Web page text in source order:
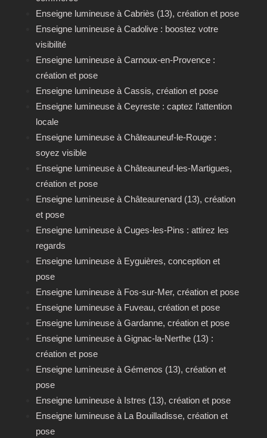
Enseigne lumineuse à Cabriès (13), création et pose
Enseigne lumineuse à Cadolive : boostez votre
visibilité
Enseigne lumineuse à Carnoux-en-Provence :
création et pose
Enseigne lumineuse à Cassis, création et pose
Enseigne lumineuse à Ceyreste : captez l’attention
locale
Enseigne lumineuse à Châteauneuf-le-Rouge :
soyez visible
Enseigne lumineuse à Châteauneuf-les-Martigues,
création et pose
Enseigne lumineuse à Châteaurenard (13), création
et pose
Enseigne lumineuse à Cuges-les-Pins : attirez les
regards
Enseigne lumineuse à Eyguières, conception et
pose
Enseigne lumineuse à Fos-sur-Mer, création et pose
Enseigne lumineuse à Fuveau, création et pose
Enseigne lumineuse à Gardanne, création et pose
Enseigne lumineuse à Gignac-la-Nerthe (13) :
création et pose
Enseigne lumineuse à Gémenos (13), création et
pose
Enseigne lumineuse à Istres (13), création et pose
Enseigne lumineuse à La Bouilladisse, création et
pose